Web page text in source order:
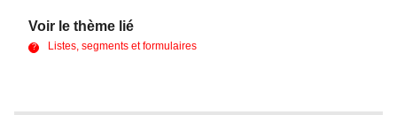
Voir le thème lié
Listes, segments et formulaires